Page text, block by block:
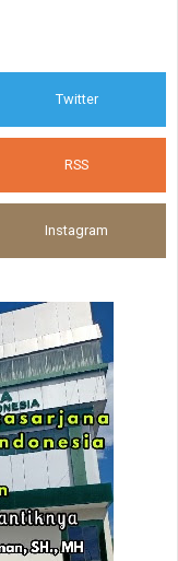
Twitter
RSS
Instagram